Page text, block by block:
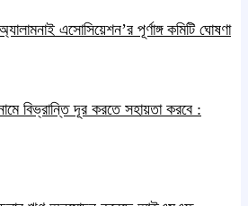
এসোসিয়েশন’র পূর্ণাঙ্গ কমিটি ঘোষণা
বিভ্রান্তি দূর করতে সহায়তা করবে :